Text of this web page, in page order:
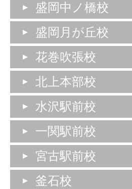
盛岡中ノ橋校
盛岡月が丘校
花巻吹張校
北上本部校
水沢駅前校
一関駅前校
宮古駅前校
釜石校